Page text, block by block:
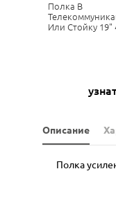
Полка В
Или Стойку
Описание
Полка